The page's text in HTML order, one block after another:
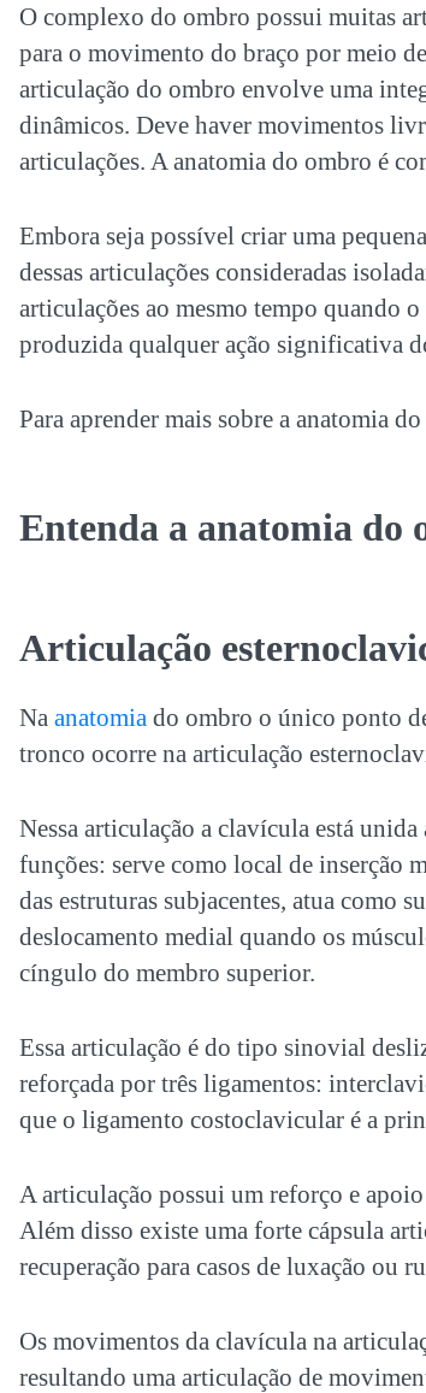
O complexo do ombro possui muitas
para o movimento do braço por meio
articulação do ombro envolve uma
dinâmicos. Deve haver movimentos
articulações. A anatomia do ombro é
Embora seja possível criar uma
dessas articulações consideradas
articulações ao mesmo tempo quando
produzida qualquer ação significativa
Para aprender mais sobre a anatomia
Entenda a anatomia do
Articulação
Na anatomia do ombro o único ponto
tronco ocorre na articulação
Nessa articulação a clavícula está
funções: serve como local de inserção
das estruturas subjacentes, atua como
deslocamento medial quando os
cíngulo do membro superior.
Essa articulação é do tipo sinovial
reforçada por três ligamentos:
que o ligamento costoclavicular é a
A articulação possui um reforço e
Além disso existe uma forte cápsula
recuperação para casos de luxação ou
Os movimentos da clavícula na
resultando uma articulação de